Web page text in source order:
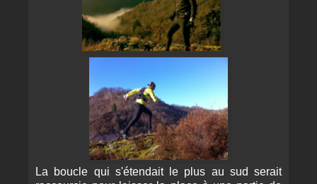
La boucle qui s'étendait le plus au sud serait